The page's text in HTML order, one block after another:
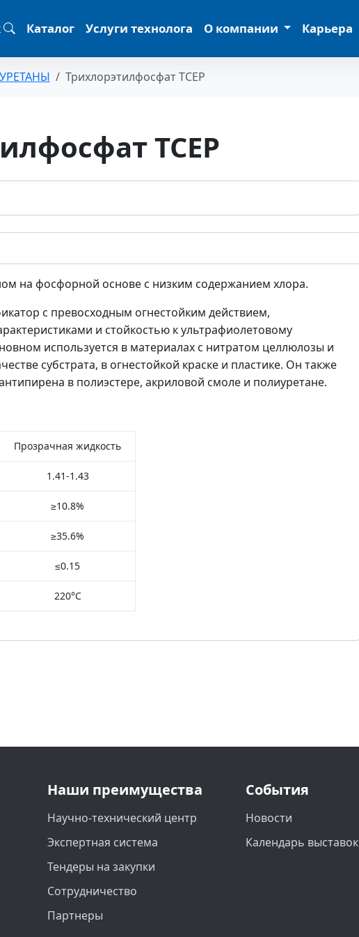
Каталог Услуги технолога О компании Карьера
Трихлорэтилфосфат TCEP
TCEP
на фосфорной основе с низким содержанием хлора.
с превосходным огнестойким действием,
и стойкостью к ультрафиолетовому
используется в материалах с нитратом целлюлозы и
субстрата, в огнестойкой краске и пластике. Он также
в полиэстере, акриловой смоле и полиуретане.
Прозрачная жидкость
1.41-1.43
≥10.8%
≥35.6%
≤0.15
220°C
Наши преимущества
Научно-технический центр
Экспертная система
Тендеры на закупки
Сотрудничество
Партнеры
События
Новости
Календарь выставок